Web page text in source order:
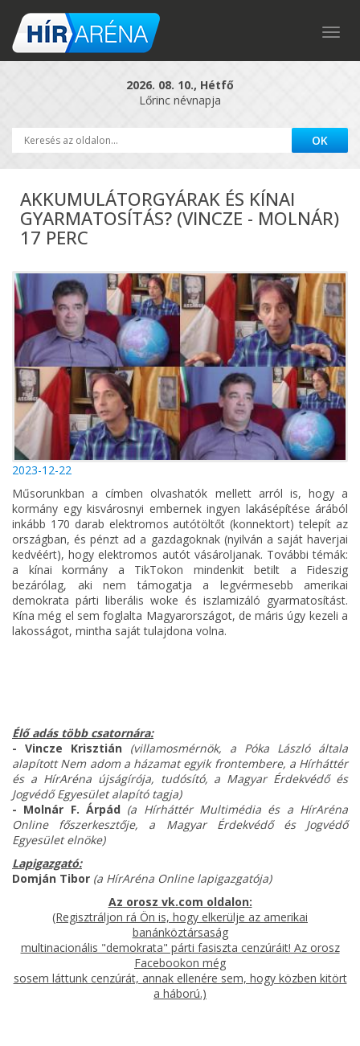
2026. 08. 10., Hétfő
Lőrinc névnapja
AKKUMULÁTORGYÁRAK ÉS KÍNAI
GYARMATOSÍTÁS? (VINCZE - MOLNÁR)
17 PERC
2023-12-22
Műsorunkban a címben olvashatók mellett arról is, hogy a
kormány egy kisvárosnyi embernek ingyen lakásépítése árából
inkább 170 darab elektromos autótöltőt (konnektort) telepít az
országban, és pénzt ad a gazdagoknak (nyilván a saját haverjai
kedvéért), hogy elektromos autót vásároljanak. További témák:
a kínai kormány a TikTokon mindenkit betilt a Fideszig
bezárólag, aki nem támogatja a legvérmesebb amerikai
demokrata párti liberális woke és iszlamizáló gyarmatosítást.
Kína még el sem foglalta Magyarországot, de máris úgy kezeli a
lakosságot, mintha saját tulajdona volna.
Élő adás több csatornára:
- Vincze Krisztián (villamosmérnök, a Póka László általa
alapított Nem adom a házamat egyik frontembere, a Hírháttér
és a HírAréna újságírója, tudósító, a Magyar Érdekvédő és
Jogvédő Egyesület alapító tagja)
- Molnár F. Árpád (a Hírháttér Multimédia és a HírAréna
Online főszerkesztője, a Magyar Érdekvédő és Jogvédő
Egyesület elnöke)
Lapigazgató:
Domján Tibor (a HírAréna Online lapigazgatója)
Az orosz vk.com oldalon:
(Regisztráljon rá Ön is, hogy elkerülje az amerikai
banánköztársaság
multinacionális "demokrata" párti fasiszta cenzúráit! Az orosz
Facebookon még
sosem láttunk cenzúrát, annak ellenére sem, hogy közben kitört
a háború.)